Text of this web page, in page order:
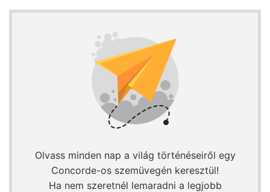
Olvass minden nap a világ történéseiről egy
Concorde-os szemüvegén keresztül!
Ha nem szeretnél lemaradni a legjobb